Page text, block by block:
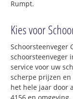
Rumpt.
Kies voor
Schoorsteenveger
schoorsteenveger
service voor uw
scherpe prijzen en
het hele jaar door